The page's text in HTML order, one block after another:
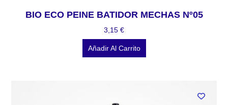
BIO ECO PEINE BATIDOR MECHAS Nº05
3,15 €
Añadir Al Carrito